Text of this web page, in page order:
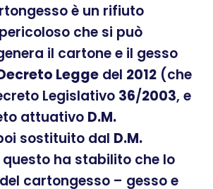
è un rifiuto
che si può
il cartone e il gesso
Legge del 2012 (che
Legislativo 36/2003, e
attuativo D.M.
sostituito dal D.M.
ha stabilito che lo
cartongesso – gesso e